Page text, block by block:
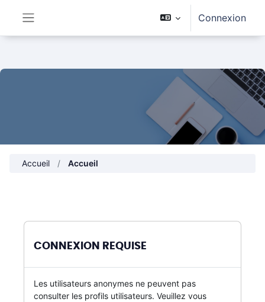
Connexion
Accueil Accueil
CONNEXION REQUISE
Les utilisateurs anonymes ne peuvent pas
consulter les profils utilisateurs. Veuillez vous